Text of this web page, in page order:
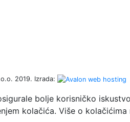
2019. Izrada:
bolje korisničko
kolačića. Više o